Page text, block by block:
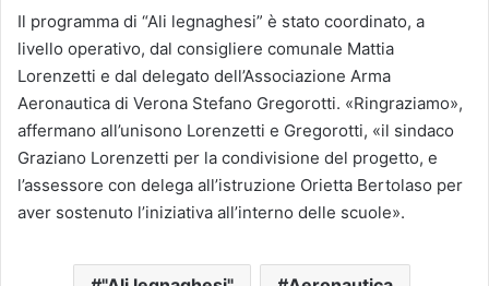
Il programma di “Ali legnaghesi” è stato coordinato, a
livello operativo, dal consigliere comunale Mattia
Lorenzetti e dal delegato dell’Associazione Arma
Aeronautica di Verona Stefano Gregorotti. «Ringraziamo»,
affermano all’unisono Lorenzetti e Gregorotti, «il sindaco
Graziano Lorenzetti per la condivisione del progetto, e
l’assessore con delega all’istruzione Orietta Bertolaso per
aver sostenuto l’iniziativa all’interno delle scuole».